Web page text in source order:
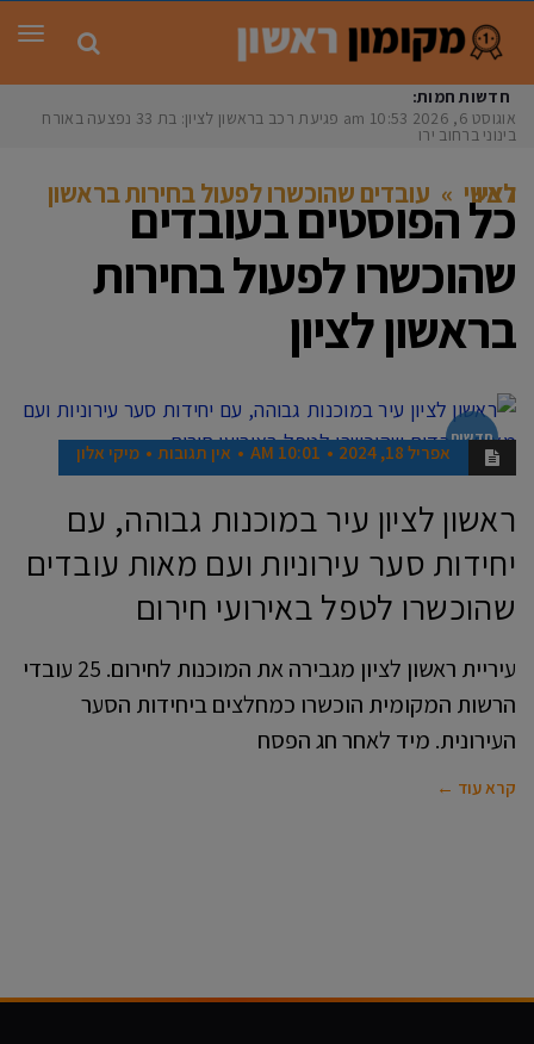
חדשות חמות:
אוגוסט 6, 2026
10:53 am פגיעת רכב בראשון לציון: בת 33 נפצעה באורח
בינוני ברחוב ירוש
ראשי » עובדים שהוכשרו לפעול בחירות בראשון לציון
כל הפוסטים בעובדים
שהוכשרו לפעול בחירות
בראשון לציון
חדשות
אפריל 18, 2024 10:01 AM אין תגובות מיקי אלון
ראשון לציון עיר במוכנות גבוהה, עם
יחידות סער עירוניות ועם מאות עובדים
שהוכשרו לטפל באירועי חירום
עיריית ראשון לציון מגבירה את המוכנות לחירום. 25 עובדי
הרשות המקומית הוכשרו כמחלצים ביחידות הסער
העירונית. מיד לאחר חג הפסח
קרא עוד ←